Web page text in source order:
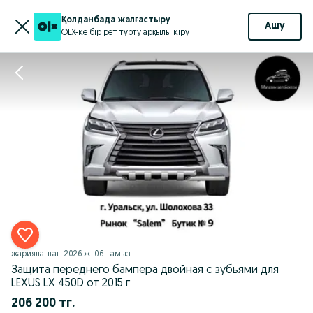
Қолданбада жалғастыру
OLX-ке бір рет түрту арқылы кіру
Ашу
жарияланған 2026 ж. 06 тамыз
Защита переднего бампера двойная с зубьями для
LEXUS LX 450D от 2015 г
206 200 тг.